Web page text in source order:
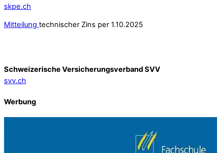
skpe.ch
Mitteilung technischer Zins per 1.10.2025
Schweizerische Versicherungsverband SVV
svv.ch
Werbung